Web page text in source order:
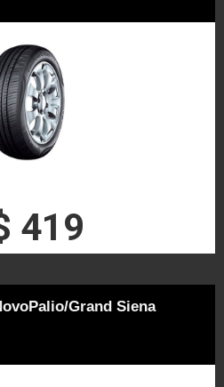
419
Grand Siena